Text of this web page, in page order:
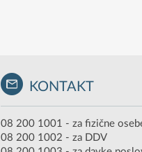
KONTAKT
08 200 1001 - za fizične
08 200 1002 - za DDV